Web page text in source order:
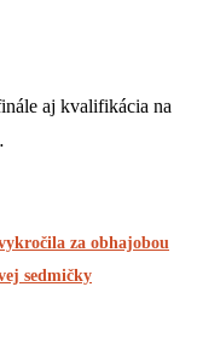
aj kvalifikácia na
za obhajobou
sedmičky